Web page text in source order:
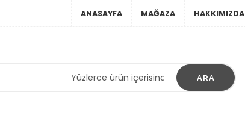
ANASAYFA MAĞAZA HAKKIMIZDA
ARA